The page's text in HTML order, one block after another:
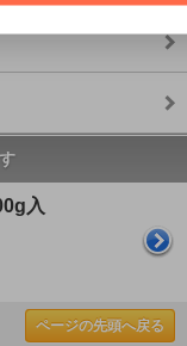
入
ページの先頭へ戻る